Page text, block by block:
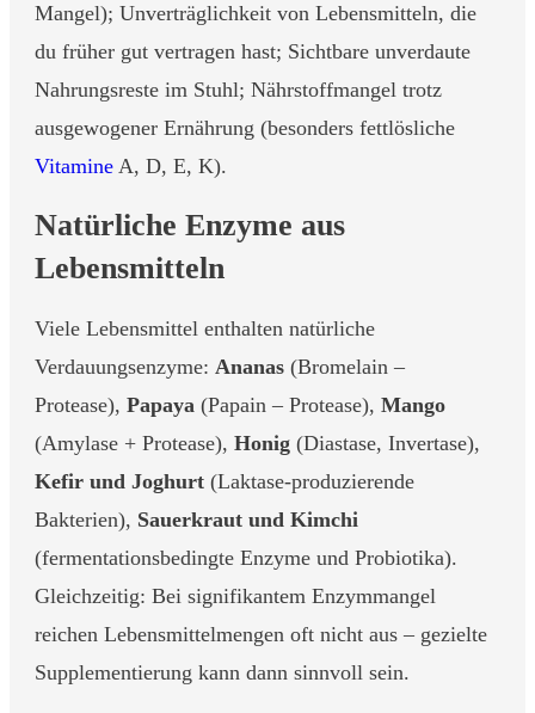
Mangel); Unverträglichkeit von Lebensmitteln, die
du früher gut vertragen hast; Sichtbare unverdaute
Nahrungsreste im Stuhl; Nährstoffmangel trotz
ausgewogener Ernährung (besonders fettlösliche
Vitamine A, D, E, K).
Natürliche Enzyme aus
Lebensmitteln
Viele Lebensmittel enthalten natürliche
Verdauungsenzyme: Ananas (Bromelain –
Protease), Papaya (Papain – Protease), Mango
(Amylase + Protease), Honig (Diastase, Invertase),
Kefir und Joghurt (Laktase-produzierende
Bakterien), Sauerkraut und Kimchi
(fermentationsbedingte Enzyme und Probiotika).
Gleichzeitig: Bei signifikantem Enzymmangel
reichen Lebensmittelmengen oft nicht aus – gezielte
Supplementierung kann dann sinnvoll sein.